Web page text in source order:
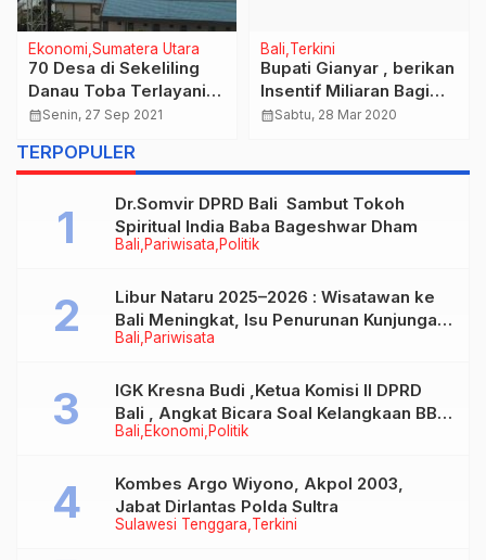
Ekonomi Sumatera Utara
70 Desa di Sekeliling
Danau Toba Terlayani
Jaringan 4G XL Axiata
calendar_monthSenin, 27 Sep 2021
Bali Terkini
Bupati Gianyar , berikan
Insentif Miliaran Bagi
Tenaga Medis dan
penanganan covid- 19
calendar_monthSabtu, 28 Mar 2020
TERPOPULER
Bali Pariwisata Politik
Dr.Somvir DPRD Bali Sambut Tokoh
Spiritual India Baba Bageshwar Dham
Bali Pariwisata
Libur Nataru 2025–2026 : Wisatawan ke
Bali Meningkat, Isu Penurunan Kunjungan
Tidak Benar
Bali Ekonomi Politik
IGK Kresna Budi ,Ketua Komisi II DPRD
Bali , Angkat Bicara Soal Kelangkaan BBM
Bersubsidi Jenis Solar
Sulawesi Tenggara Terkini
Kombes Argo Wiyono, Akpol 2003,
Jabat Dirlantas Polda Sultra